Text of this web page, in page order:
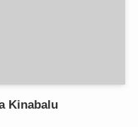
Kinabalu